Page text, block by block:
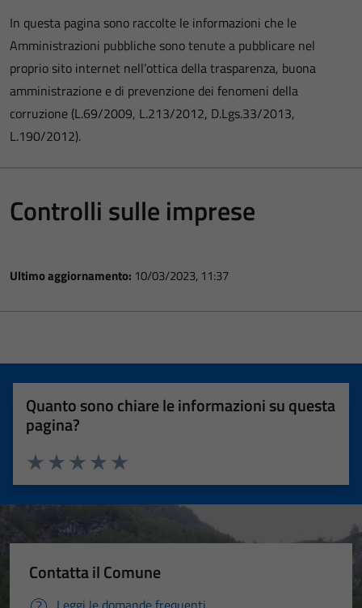
In questa pagina sono raccolte le informazioni che le
Amministrazioni pubbliche sono tenute a pubblicare nel
proprio sito internet nell’ottica della trasparenza, buona
amministrazione e di prevenzione dei fenomeni della
corruzione (L.69/2009, L.213/2012, D.Lgs.33/2013,
L.190/2012).
Controlli sulle imprese
Ultimo aggiornamento: 10/03/2023, 11:37
Quanto sono chiare le informazioni su questa
pagina?
Valuta 5 stelle su 5
Valuta 4 stelle su 5
Valuta 3 stelle su 5
Valuta 2 stelle su 5
Valuta 1 stelle su 5
Contatta il Comune